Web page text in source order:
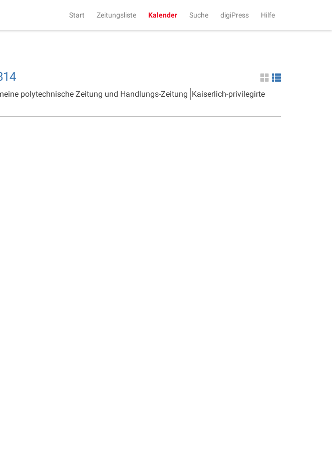
Start Zeitungsliste Kalender Suche digiPress Hilfe
polytechnische Zeitung und Handlungs-Zeitung Kaiserlich-privilegirte